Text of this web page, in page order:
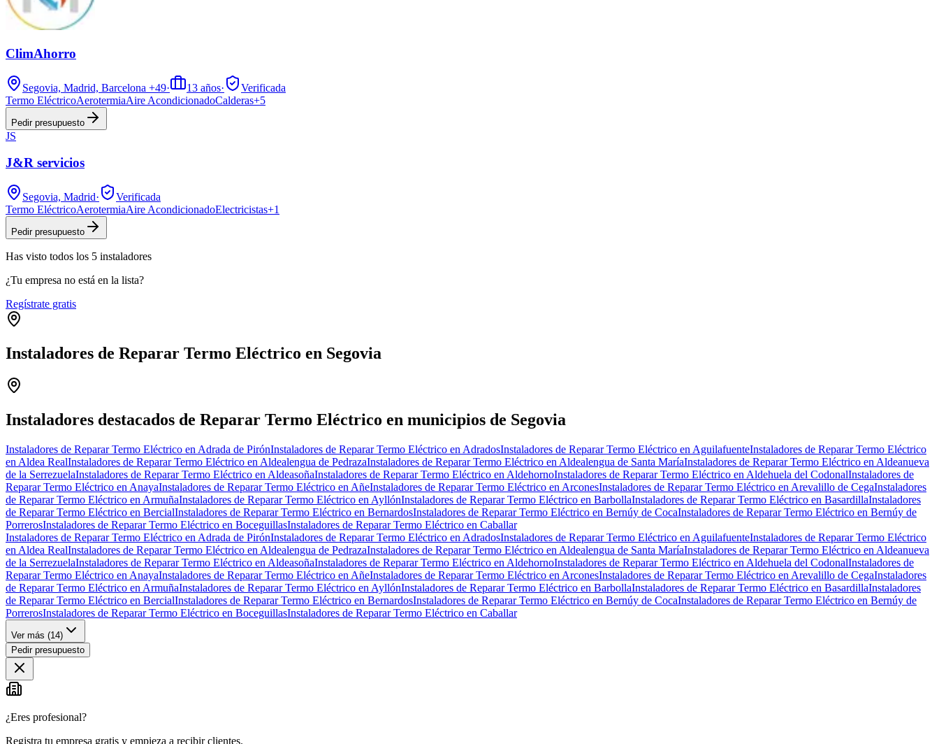
ClimAhorro
Segovia, Madrid, Barcelona +49· 13 años·
Verificada
Termo EléctricoAerotermiaAire AcondicionadoCalderas+5
Pedir presupuesto
JS
J&R servicios
Segovia, Madrid·
Verificada
Termo EléctricoAerotermiaAire AcondicionadoElectricistas+1
Pedir presupuesto
Has visto todos los 5 instaladores
¿Tu empresa no está en la lista?
Regístrate gratis
Instaladores de Reparar Termo Eléctrico en Segovia
−
Instaladores destacados de Reparar Termo Eléctrico en municipios de Segovia
Instaladores de Reparar Termo Eléctrico en Adrada de PirónInstaladores de Reparar Termo Eléctrico en AdradosInstaladores de Reparar Termo Eléctrico en AguilafuenteInstaladores de Reparar Termo Eléctrico
en Aldea RealInstaladores de Reparar Termo Eléctrico en Aldealengua de PedrazaInstaladores de Reparar Termo Eléctrico en Aldealengua de Santa MaríaInstaladores de Reparar Termo Eléctrico en Aldeanueva
de la SerrezuelaInstaladores de Reparar Termo Eléctrico en AldeasoñaInstaladores de Reparar Termo Eléctrico en AldehornoInstaladores de Reparar Termo Eléctrico en Aldehuela del CodonalInstaladores de
Reparar Termo Eléctrico en AnayaInstaladores de Reparar Termo Eléctrico en AñeInstaladores de Reparar Termo Eléctrico en ArconesInstaladores de Reparar Termo Eléctrico en Arevalillo de CegaInstaladores
de Reparar Termo Eléctrico en ArmuñaInstaladores de Reparar Termo Eléctrico en AyllónInstaladores de Reparar Termo Eléctrico en BarbollaInstaladores de Reparar Termo Eléctrico en BasardillaInstaladores
de Reparar Termo Eléctrico en BercialInstaladores de Reparar Termo Eléctrico en BernardosInstaladores de Reparar Termo Eléctrico en Bernúy de CocaInstaladores de Reparar Termo Eléctrico en Bernúy de
PorrerosInstaladores de Reparar Termo Eléctrico en BoceguillasInstaladores de Reparar Termo Eléctrico en Caballar
Instaladores de Reparar Termo Eléctrico en Adrada de PirónInstaladores de Reparar Termo Eléctrico en AdradosInstaladores de Reparar Termo Eléctrico en AguilafuenteInstaladores de Reparar Termo Eléctrico
en Aldea RealInstaladores de Reparar Termo Eléctrico en Aldealengua de PedrazaInstaladores de Reparar Termo Eléctrico en Aldealengua de Santa MaríaInstaladores de Reparar Termo Eléctrico en Aldeanueva
de la SerrezuelaInstaladores de Reparar Termo Eléctrico en AldeasoñaInstaladores de Reparar Termo Eléctrico en AldehornoInstaladores de Reparar Termo Eléctrico en Aldehuela del CodonalInstaladores de
Reparar Termo Eléctrico en AnayaInstaladores de Reparar Termo Eléctrico en AñeInstaladores de Reparar Termo Eléctrico en ArconesInstaladores de Reparar Termo Eléctrico en Arevalillo de CegaInstaladores
de Reparar Termo Eléctrico en ArmuñaInstaladores de Reparar Termo Eléctrico en AyllónInstaladores de Reparar Termo Eléctrico en BarbollaInstaladores de Reparar Termo Eléctrico en BasardillaInstaladores
de Reparar Termo Eléctrico en BercialInstaladores de Reparar Termo Eléctrico en BernardosInstaladores de Reparar Termo Eléctrico en Bernúy de CocaInstaladores de Reparar Termo Eléctrico en Bernúy de
PorrerosInstaladores de Reparar Termo Eléctrico en BoceguillasInstaladores de Reparar Termo Eléctrico en Caballar
Ver más (14)
Pedir presupuesto
¿Eres profesional?
Registra tu empresa gratis y empieza a recibir clientes.